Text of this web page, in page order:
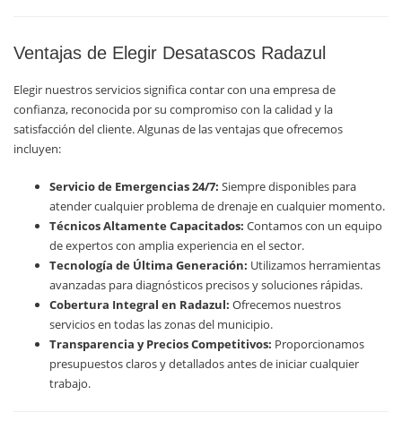
Ventajas de Elegir Desatascos Radazul
Elegir nuestros servicios significa contar con una empresa de
confianza, reconocida por su compromiso con la calidad y la
satisfacción del cliente. Algunas de las ventajas que ofrecemos
incluyen:
Servicio de Emergencias 24/7: Siempre disponibles para
atender cualquier problema de drenaje en cualquier momento.
Técnicos Altamente Capacitados: Contamos con un equipo
de expertos con amplia experiencia en el sector.
Tecnología de Última Generación: Utilizamos herramientas
avanzadas para diagnósticos precisos y soluciones rápidas.
Cobertura Integral en Radazul: Ofrecemos nuestros
servicios en todas las zonas del municipio.
Transparencia y Precios Competitivos: Proporcionamos
presupuestos claros y detallados antes de iniciar cualquier
trabajo.